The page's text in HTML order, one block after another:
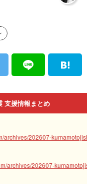
支援情報まとめ
archives/202607-
archives/202607-